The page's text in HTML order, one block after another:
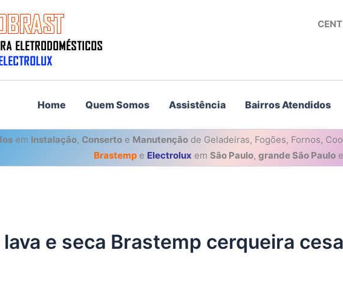
Home Quem Somos Assistência Bairros Atendidos
em Instalação, Conserto e Manutenção de Geladeiras, Fogões, Fornos,
Brastempe Electrolux em São Paulo, grande São Pauloe
e seca Brastemp cerqueira